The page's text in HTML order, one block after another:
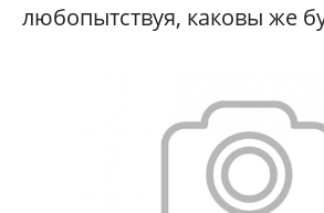
любопытствуя, каковы же